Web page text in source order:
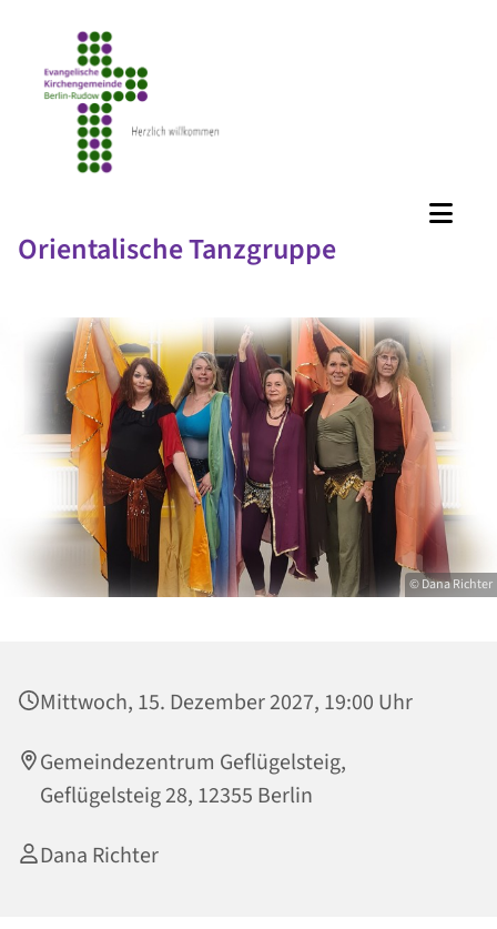
Orientalische Tanzgruppe
© Dana Richter
Mittwoch, 15. Dezember 2027, 19:00 Uhr
Gemeindezentrum Geflügelsteig,
Geflügelsteig 28, 12355 Berlin
Dana Richter